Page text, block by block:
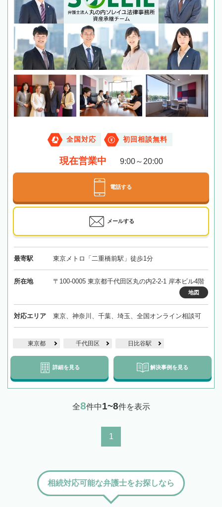
全国対応 初回相談無料
現在営業中 9:00～20:00
電話する
メールする
最寄駅 東京メトロ「二重橋前駅」徒歩1分
所在地 〒100-0005 東京都千代田区丸の内2-2-1 岸本ビル4階
地図
対応エリア 東京、神奈川、千葉、埼玉、全国オンライン相談可
東京都 千代田区 日比谷駅
詳細を見る 解決事例を見る
全8件中1~8件を表示
1
相続対応可能な弁護士をお探しなら